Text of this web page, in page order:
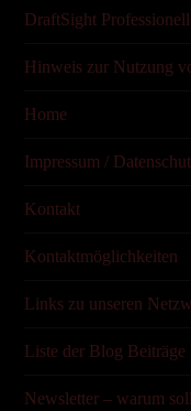
DraftSight
Hinweis zur Nutzung
Home
Impressum /
Kontakt
Kontaktmöglichkeiten
Links zu unseren
Liste der Blog Beiträge
Newsletter – warum